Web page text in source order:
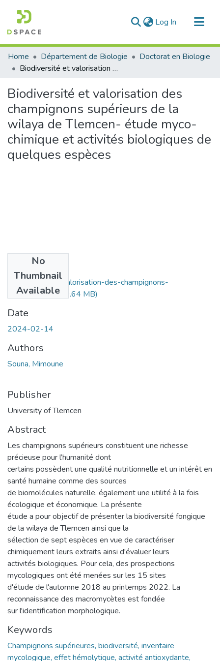
Log In (current)
Communities & Collections
All of DSpace
Home Département de Biologie
Doctorat en Biologie
Biodiversité et valorisation des champignons supérieurs de la wilaya de Tlemcen- étude myco-chimique et activités biologiques de quelques espèces
Biodiversité et valorisation des
champignons supérieurs de la
wilaya de Tlemcen- étude myco-
chimique et activités biologiques de
quelques espèces
No
Thumbnail
Available
Biodiversite-et-valorisation-des-champignons-
superieurs.pdf(10.64 MB)
Date
2024-02-14
Authors
Souna, Mimoune
Publisher
University of Tlemcen
Abstract
Les champignons supérieurs constituent une richesse
précieuse pour l’humanité dont
certains possèdent une qualité nutritionnelle et un intérêt en
santé humaine comme des sources
de biomolécules naturelle, également une utilité à la fois
écologique et économique. La présente
étude a pour objectif de présenter la biodiversité fongique
de la wilaya de Tlemcen ainsi que la
sélection de sept espèces en vue de caractériser
chimiquement leurs extraits ainsi d'évaluer leurs
activités biologiques. Pour cela, des prospections
mycologiques ont été menées sur les 15 sites
d'étude de l'automne 2018 au printemps 2022. La
reconnaissance des macromycètes est fondée
sur l'identification morphologique.
Keywords
Champignons supérieures, biodiversité, inventaire
mycologique, effet hémolytique, activité antioxydante,